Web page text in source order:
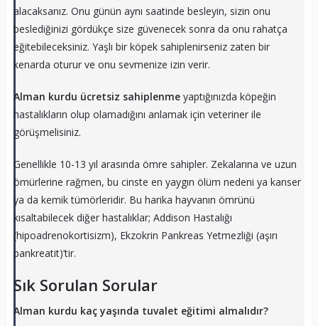
alacaksanız. Onu günün aynı saatinde besleyin, sizin onu
beslediğinizi gördükçe size güvenecek sonra da onu rahatça
eğitebileceksiniz. Yaşlı bir köpek sahiplenirseniz zaten bir
kenarda oturur ve onu sevmenize izin verir.
Alman kurdu ücretsiz sahiplenme yaptığınızda köpeğin
hastalıkların olup olamadığını anlamak için veteriner ile
görüşmelisiniz.
Genellikle 10-13 yıl arasında ömre sahipler. Zekalarına ve uzun
ömürlerine rağmen, bu cinste en yaygın ölüm nedeni ya kanser
ya da kemik tümörleridir. Bu harika hayvanın ömrünü
kısaltabilecek diğer hastalıklar; Addison Hastalığı
(hipoadrenokortisizm), Ekzokrin Pankreas Yetmezliği (aşırı
pankreatit)’tir.
Sık Sorulan Sorular
Alman kurdu kaç yaşında tuvalet eğitimi almalıdır?